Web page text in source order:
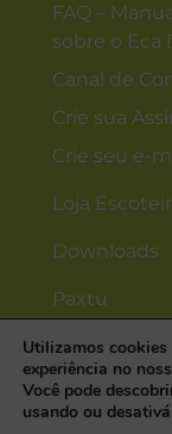
FAQ –
sobre o Eca
Canal de
Crie sua
Crie seu e-
Loja
Downloads
Paxtu
Utilizamos
experiência no
Você pode
usando ou